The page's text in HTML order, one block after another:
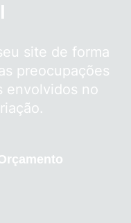
site de forma
preocupações
envolvidos no